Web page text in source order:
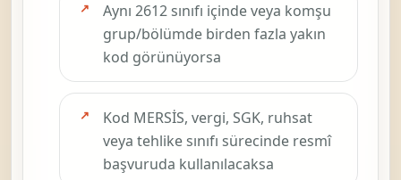
Aynı 2612 sınıfı içinde veya komşu
grup/bölümde birden fazla yakın
kod görünüyorsa
Kod MERSİS, vergi, SGK, ruhsat
veya tehlike sınıfı sürecinde resmî
başvuruda kullanılacaksa